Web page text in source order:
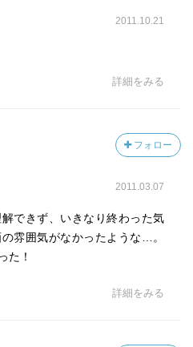
2011.10.21
詳細をみる
フォロー
2011.03.07
できず、いきなり終わった気
雰囲気がなかったような…。
た！
詳細をみる